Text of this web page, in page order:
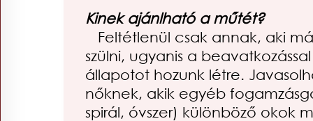
Kinek ajánlható a műtét?
Feltétlenül csak annak, aki
szülni, ugyanis a
állapotot hozunk létre.
nőknek, akik egyéb
spirál, óvszer) különböző okok